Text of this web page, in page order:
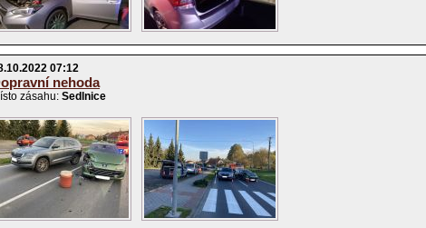
07:12
nehoda
zásahu: Sedlnice